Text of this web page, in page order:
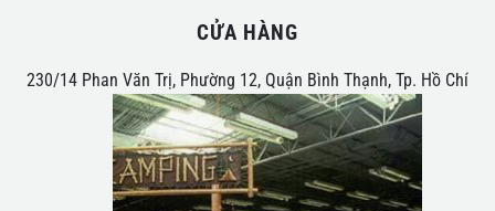
CỬA HÀNG
230/14 Phan Văn Trị, Phường 12, Quận Bình Thạnh, Tp. Hồ Chí